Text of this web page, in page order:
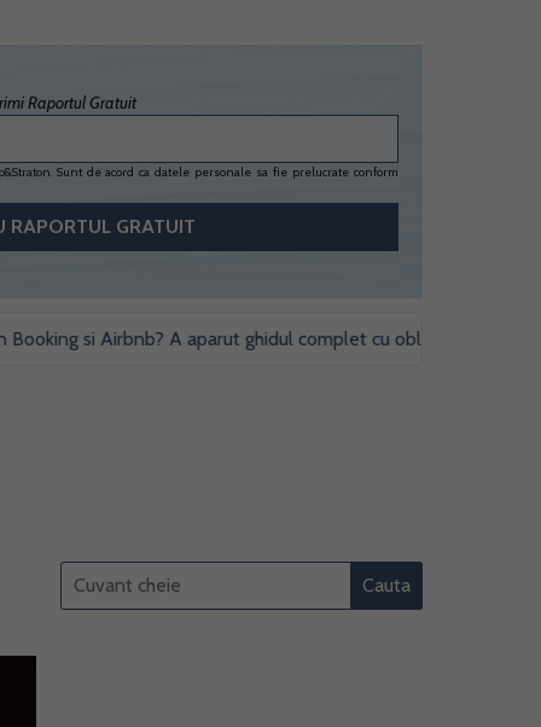
Raportul Gratuit
Sunt de acord ca datele personale sa fie prelucrate conform
si Airbnb? A aparut ghidul complet cu obligatii fiscale si studii